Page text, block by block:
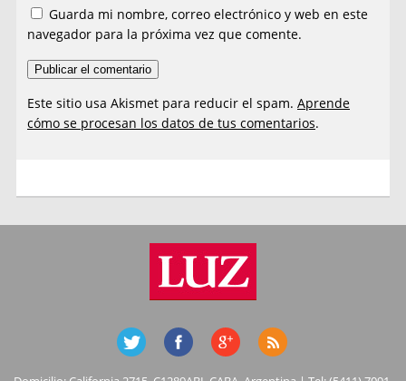
Guarda mi nombre, correo electrónico y web en este
navegador para la próxima vez que comente.
Este sitio usa Akismet para reducir el spam.Aprende
cómo se procesan los datos de tus comentarios.